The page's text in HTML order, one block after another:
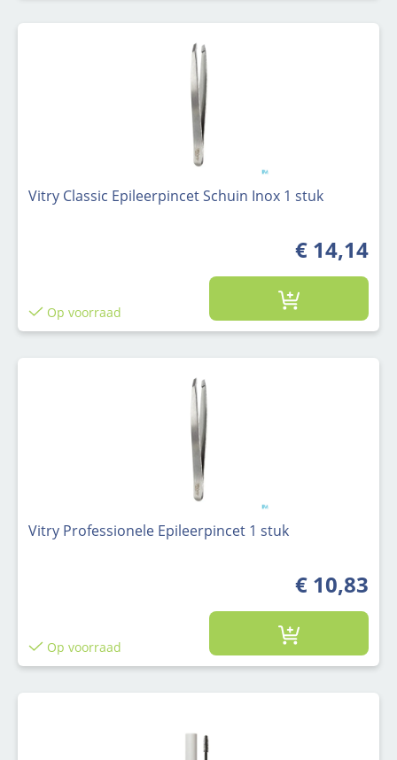
Vitry Classic Epileerpincet Schuin Inox 1 stuk
€ 14,14
Op voorraad
Vitry Professionele Epileerpincet 1 stuk
€ 10,83
Op voorraad